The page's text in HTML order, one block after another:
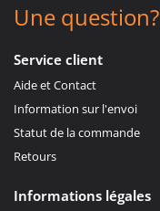
Une question?
Service client
Aide et Contact
Information sur l'envoi
Statut de la commande
Retours
Informations légales